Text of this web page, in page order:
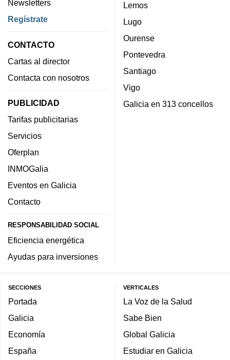
Newsletters
Regístrate
CONTACTO
Cartas al director
Contacta con nosotros
PUBLICIDAD
Tarifas publicitarias
Servicios
Oferplan
INMOGalia
Eventos en Galicia
Contacto
RESPONSABILIDAD SOCIAL
Eficiencia energética
Ayudas para inversiones
Lemos
Lugo
Ourense
Pontevedra
Santiago
Vigo
Galicia en 313 concellos
SECCIONES
Portada
Galicia
Economía
España
VERTICALES
La Voz de la Salud
Sabe Bien
Global Galicia
Estudiar en Galicia